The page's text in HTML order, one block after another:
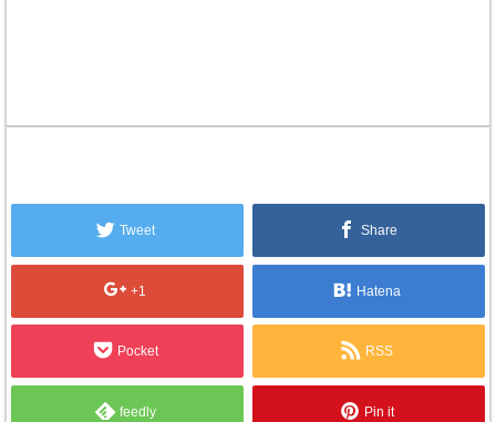
Tweet Share
+1 Hatena
Pocket RSS
feedly Pin it